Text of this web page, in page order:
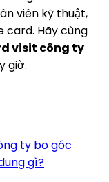
viên kỹ thuật,
card. Hãy cùng
visit công ty
giờ.
ty bo góc
gì?